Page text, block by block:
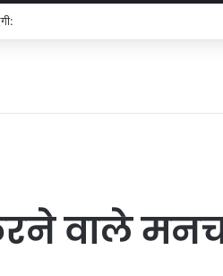
वाले